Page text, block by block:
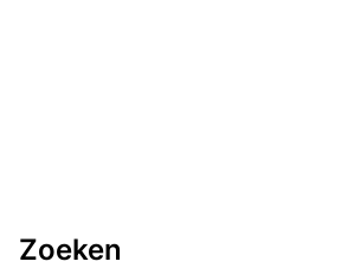
Zoeken